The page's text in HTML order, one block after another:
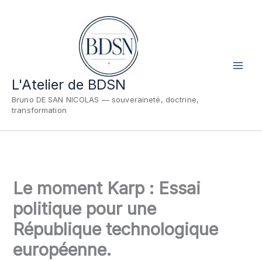
L'Atelier de BDSN
Bruno DE SAN NICOLAS — souveraineté, doctrine,
transformation
Le moment Karp : Essai
politique pour une
République technologique
européenne.